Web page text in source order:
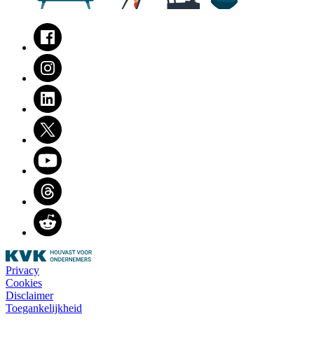
Facebook
Instagram
LinkedIn
Twitter
Youtube
Threads
Reddit
Privacy
Cookies
Disclaimer
Toegankelijkheid